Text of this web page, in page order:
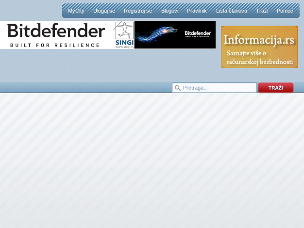
MyCity Uloguj se Registruj se Blogovi Pravilnik Lista članova Traži Pomoć